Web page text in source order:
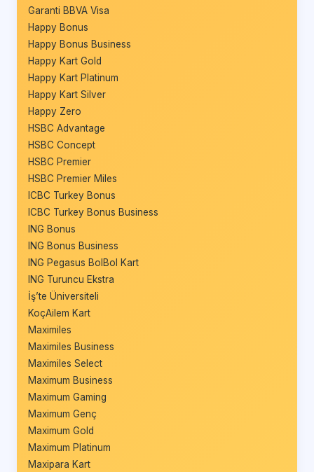
Garanti BBVA Visa
Happy Bonus
Happy Bonus Business
Happy Kart Gold
Happy Kart Platinum
Happy Kart Silver
Happy Zero
HSBC Advantage
HSBC Concept
HSBC Premier
HSBC Premier Miles
ICBC Turkey Bonus
ICBC Turkey Bonus Business
ING Bonus
ING Bonus Business
ING Pegasus BolBol Kart
ING Turuncu Ekstra
İş’te Üniversiteli
KoçAilem Kart
Maximiles
Maximiles Business
Maximiles Select
Maximum Business
Maximum Gaming
Maximum Genç
Maximum Gold
Maximum Platinum
Maxipara Kart